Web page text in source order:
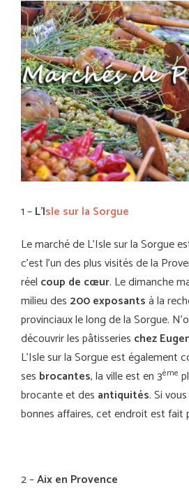
1 –L’Isle sur la Sorgue
Le marché de L’Isle sur la Sorgue
c’est l’un des plus visités de la
réel coup de cœur. Le dimanche
milieu des 200 exposantsà la
provinciaux le long de la Sorgue.
découvrir les pâtisseries chez
L’Isle sur la Sorgue est également
ses brocantes, la ville est en 3ème
brocante et des antiquités. Si
bonnes affaires, cet endroit est fait
2 –Aix en Provence